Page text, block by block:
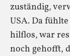
zuständig,
USA. Da
hilflos, war
noch gehofft,